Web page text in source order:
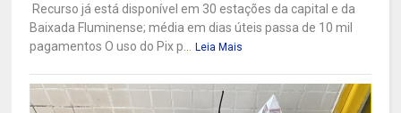
Recurso já está disponível em 30 estações da capital e da
Baixada Fluminense; média em dias úteis passa de 10 mil
pagamentos O uso do Pix p...
Leia Mais